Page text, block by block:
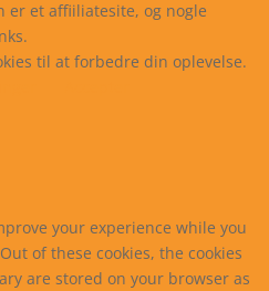
er et affiiliatesite, og nogle
til at forbedre din oplevelse.
your experience while you
of these cookies, the cookies
are stored on your browser as